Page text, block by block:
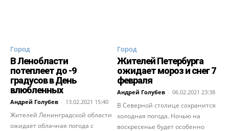
Город
В Ленобласти
потеплеет до -9
градусов в День
влюбленных
Андрей Голубев - 13.02.2021 15:40
Жителей Ленинградской области
ожидает облачная погода с
Город
Жителей Петербурга
ожидает мороз и снег 7
февраля
Андрей Голубев - 06.02.2021 23:38
В Северной столице сохранится
холодная погода. Ночью на
воскресенье будет особенно